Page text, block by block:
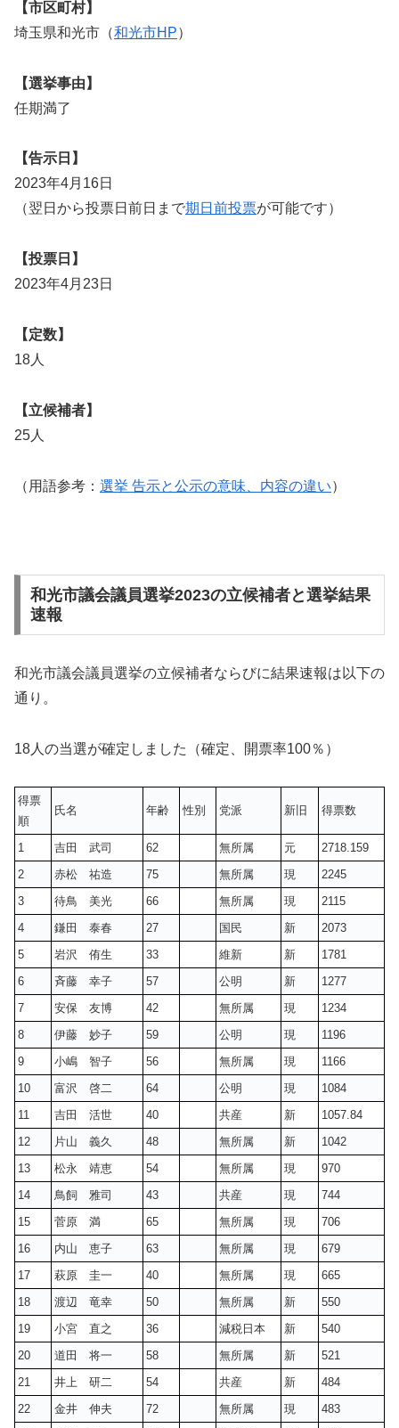
【市区町村】
埼玉県和光市（和光市HP）
【選挙事由】
任期満了
【告示日】
2023年4月16日
（翌日から投票日前日まで期日前投票が可能です）
【投票日】
2023年4月23日
【定数】
18人
【立候補者】
25人
（用語参考： 選挙 告示と公示の意味、内容の違い）
和光市議会議員選挙2023の立候補者と選挙結果
速報
和光市議会議員選挙の立候補者ならびに結果速報は以下の
通り。
18人の当選が確定しました（確定、開票率100％）
得票
順
氏名 年齢 性別 党派 新旧 得票数
1 吉田 武司 62 無所属 元
2718.159
2
赤松 祐造 75 無所属 現
2245
3
待鳥 美光 66 無所属 現
2115
4
鎌田 泰春 27 国民 新
2073
5
岩沢 侑生 33 維新 新
1781
6
斉藤 幸子 57 公明 新
1277
7
安保 友博 42 無所属 現
1234
8
伊藤 妙子 59 公明 現
1196
9
小嶋 智子 56 無所属 現
1166
10
富沢 啓二 64 公明 現
1084
11
吉田 活世 40 共産 新
1057.84
12
片山 義久 48 無所属 新
1042
13
松永 靖恵 54 無所属 現
970
14
鳥飼 雅司 43 共産 現
744
15
菅原 満 65 無所属 現
706
16
内山 恵子 63 無所属 現
679
17
萩原 圭一 40 無所属 現
665
18
渡辺 竜幸 50 無所属 新
550
19
小宮 直之 36 減税日本 新
540
20
道田 将一 58 無所属 新
521
21
井上 研二 54 共産 新
484
22
金井 伸夫 72 無所属 現
483